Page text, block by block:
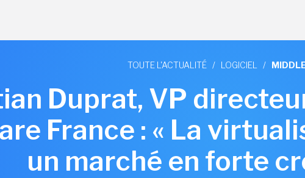
TOUTE L'ACTUALITÉ / LOGICIEL /
Duprat, VP
France : « La
un marché en forte